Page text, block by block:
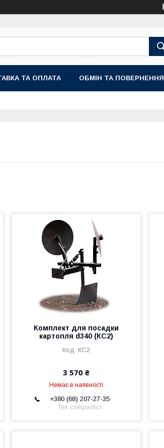
ТА ОПЛАТА ОБМІН ТА ПОВЕРНЕННЯ
Комплект для посадки
картопля d340 (КС2)
КС2
3 570 ₴
Немає в наявності
+380 (68) 207-27-35
Тех спеціаліст